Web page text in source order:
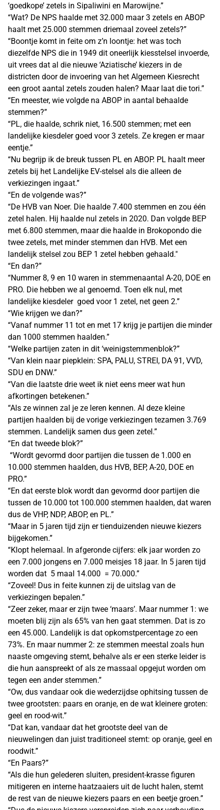
‘goedkope’ zetels in Sipaliwini en Marowijne.”
“Wat? De NPS haalde met 32.000 maar 3 zetels en ABOP
haalt met 25.000 stemmen driemaal zoveel zetels?”
“Boontje komt in feite om z’n loontje: het was toch
diezelfde NPS die in 1949 dit oneerlijk kiesstelsel invoerde,
uit vrees dat al die nieuwe ‘Aziatische’ kiezers in de
districten door de invoering van het Algemeen Kiesrecht
een groot aantal zetels zouden halen? Maar laat die tori.”
“En meester, wie volgde na ABOP in aantal behaalde
stemmen?”
“PL, die haalde, schrik niet, 16.500 stemmen; met een
landelijke kiesdeler goed voor 3 zetels. Ze kregen er maar
eentje.”
“Nu begrijp ik de breuk tussen PL en ABOP. PL haalt meer
zetels bij het Landelijke EV-stelsel als die alleen de
verkiezingen ingaat.”
“En de volgende was?”
“De HVB van Noer. Die haalde 7.400 stemmen en zou één
zetel halen. Hij haalde nul zetels in 2020. Dan volgde BEP
met 6.800 stemmen, maar die haalde in Brokopondo die
twee zetels, met minder stemmen dan HVB. Met een
landelijk stelsel zou BEP 1 zetel hebben gehaald."
“En dan?”
“Nummer 8, 9 en 10 waren in stemmenaantal A-20, DOE en
PRO. Die hebben we al genoemd. Toen elk nul, met
landelijke kiesdeler goed voor 1 zetel, net geen 2.”
“Wie krijgen we dan?”
“Vanaf nummer 11 tot en met 17 krijg je partijen die minder
dan 1000 stemmen haalden.”
“Welke partijen zaten in dit ‘weinigstemmenblok?”
“Van klein naar piepklein: SPA, PALU, STREI, DA 91, VVD,
SDU en DNW.”
“Van die laatste drie weet ik niet eens meer wat hun
afkortingen betekenen.”
“Als ze winnen zal je ze leren kennen. Al deze kleine
partijen haalden bij de vorige verkiezingen tezamen 3.769
stemmen. Landelijk samen dus geen zetel.”
“En dat tweede blok?”
“Wordt gevormd door partijen die tussen de 1.000 en
10.000 stemmen haalden, dus HVB, BEP, A-20, DOE en
PRO.”
“En dat eerste blok wordt dan gevormd door partijen die
tussen de 10.000 tot 100.000 stemmen haalden, dat waren
dus de VHP, NDP, ABOP, en PL.”
“Maar in 5 jaren tijd zijn er tienduizenden nieuwe kiezers
bijgekomen.”
“Klopt helemaal. In afgeronde cijfers: elk jaar worden zo
een 7.000 jongens en 7.000 meisjes 18 jaar. In 5 jaren tijd
worden dat 5 maal 14.000 = 70.000.”
“Zoveel! Dus in feite kunnen zij de uitslag van de
verkiezingen bepalen.”
“Zeer zeker, maar er zijn twee ‘maars’. Maar nummer 1: we
moeten blij zijn als 65% van hen gaat stemmen. Dat is zo
een 45.000. Landelijk is dat opkomstpercentage zo een
73%. En maar nummer 2: ze stemmen meestal zoals hun
naaste omgeving stemt, behalve als er een sterke leider is
die hun aanspreekt of als ze massaal opgejut worden om
tegen een ander stemmen.”
“Ow, dus vandaar ook die wederzijdse ophitsing tussen de
twee grootsten: paars en oranje, en de wat kleinere groten:
geel en rood-wit.”
“Dat kan, vandaar dat het grootste deel van de
nieuwelingen dan juist traditioneel stemt: op oranje, geel en
roodwit.”
“En Paars?”
“Als die hun gelederen sluiten, president-krasse figuren
mitigeren en interne haatzaaiers uit de lucht halen, stemt
de rest van de nieuwe kiezers paars en een beetje groen.”